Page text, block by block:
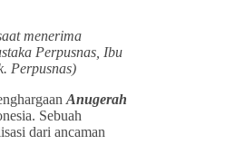
menerima
Perpusnas, Ibu
Perpusnas)
Anugerah
Sebuah
dari ancaman